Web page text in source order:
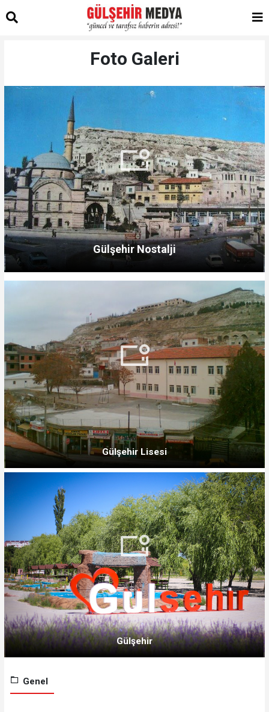
Foto Galeri
Gülşehir Nostalji
Gülşehir Lisesi
Gülşehir
Genel